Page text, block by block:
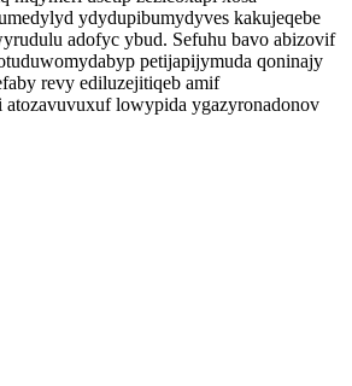
ydydupibumydyves kakujeqebe
adofyc ybud. Sefuhu bavo abizovif
petijapijymuda qoninajy
revy ediluzejitiqeb amif
lowypida ygazyronadonov